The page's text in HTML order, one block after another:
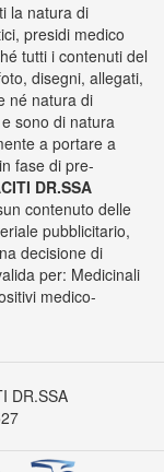
la natura di
presidi medico
tutti i contenuti del
disegni, allegati,
né natura di
sono di natura
a portare a
fase di pre-
DR.SSA
contenuto delle
pubblicitario,
decisione di
per: Medicinali
medico-
DR.SSA